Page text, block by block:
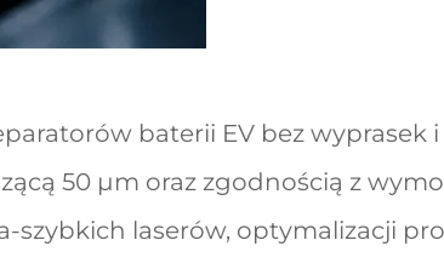
baterii EV bez wyprasek i
50 μm oraz zgodnością z
szybkich laserów, optymalizacji